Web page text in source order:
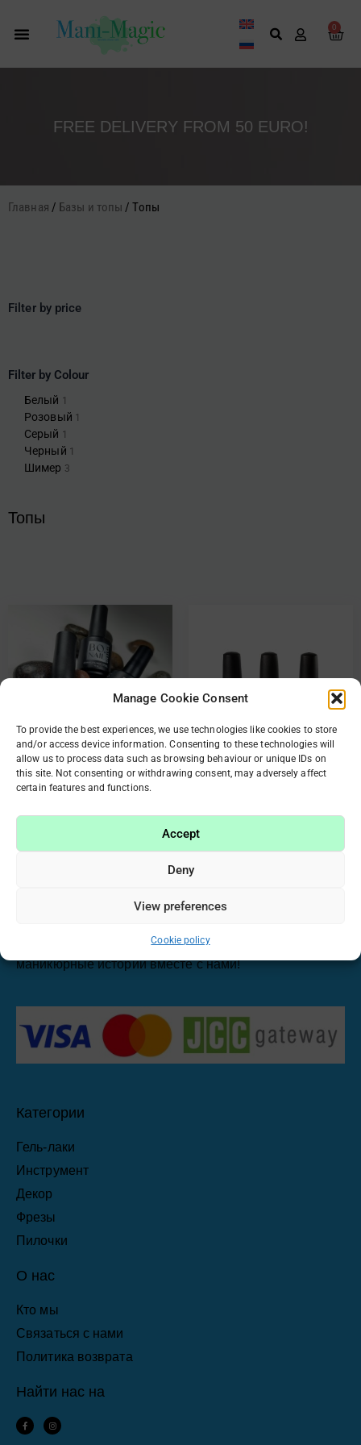
Manage Cookie Consent
To provide the best experiences, we use technologies like cookies to store
and/or access device information. Consenting to these technologies will
allow us to process data such as browsing behaviour or unique IDs on
this site. Not consenting or withdrawing consent, may adversely affect
certain features and functions.
Accept
Deny
View preferences
Cookie policy
содержимому
0
FREE DELIVERY FROM 50 EURO!
Главная / Базы и топы / Топы
Filter by price
Filter by Colour
Белый 1
Розовый 1
Серый 1
Черный 1
Шимер 3
Топы
5 ТОВАРОВ
Работая много лет в индустрии красоты, мы поняли,
что маникюр и уход за ногтями стали нашей
страстью с вами, предлагая только качественные и
Фантазируйте, творите и создавайте свои
маникюрные истории вместе с нами!
Категории
Гель-лаки
Инструмент
Декор
Фрезы
Пилочки
О нас
Кто мы
Связаться с нами
Политика возврата
Найти нас на
F
a
c
I
n
s